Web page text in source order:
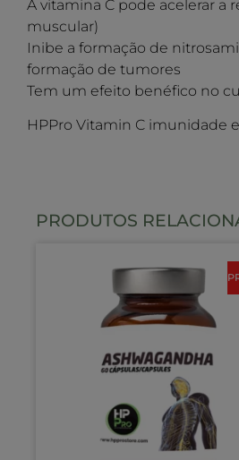
A vitamina C pode acelerar
muscular)
Inibe a formação de
formação de tumores
Tem um efeito benéfico no
HPPro Vitamin C imunidade
PRODUTOS